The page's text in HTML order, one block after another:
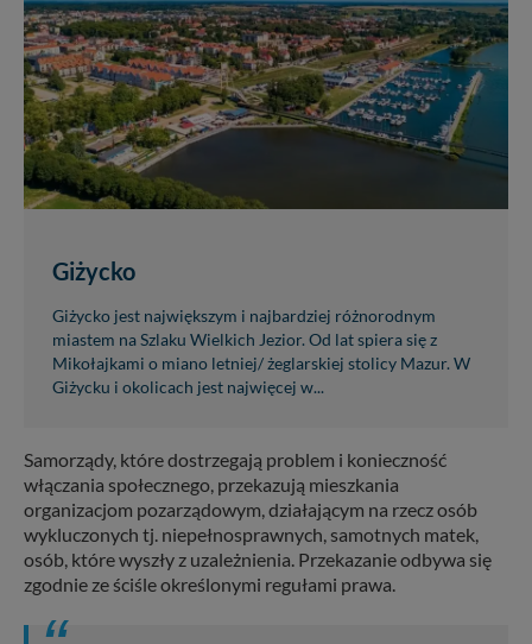
Giżycko
Giżycko jest największym i najbardziej różnorodnym
miastem na Szlaku Wielkich Jezior. Od lat spiera się z
Mikołajkami o miano letniej/ żeglarskiej stolicy Mazur. W
Giżycku i okolicach jest najwięcej w...
Samorządy, które dostrzegają problem i konieczność
włączania społecznego, przekazują mieszkania
organizacjom pozarządowym, działającym na rzecz osób
wykluczonych tj. niepełnosprawnych, samotnych matek,
osób, które wyszły z uzależnienia. Przekazanie odbywa się
zgodnie ze ściśle określonymi regułami prawa.